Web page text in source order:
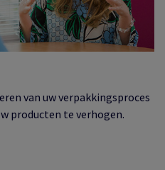
van uw verpakkingsproces
producten te verhogen.